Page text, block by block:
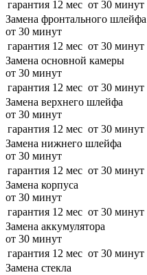
гарантия 12 мес от 30 минут
Замена фронтального шлейфа
от 30 минут
гарантия 12 мес от 30 минут
Замена основной камеры
от 30 минут
гарантия 12 мес от 30 минут
Замена верхнего шлейфа
от 30 минут
гарантия 12 мес от 30 минут
Замена нижнего шлейфа
от 30 минут
гарантия 12 мес от 30 минут
Замена корпуса
от 30 минут
гарантия 12 мес от 30 минут
Замена аккумулятора
от 30 минут
гарантия 12 мес от 30 минут
Замена стекла